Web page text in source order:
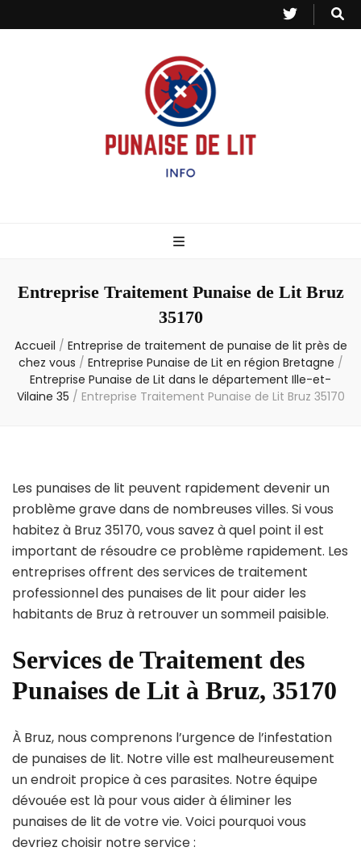
– Info
Entreprise Traitement Punaise de Lit Bruz
35170
Accueil / Entreprise de traitement de punaise de lit près de
chez vous / Entreprise Punaise de Lit en région Bretagne /
Entreprise Punaise de Lit dans le département Ille-et-
Vilaine 35 / Entreprise Traitement Punaise de Lit Bruz 35170
Les punaises de lit peuvent rapidement devenir un
problème grave dans de nombreuses villes. Si vous
habitez à Bruz 35170, vous savez à quel point il est
important de résoudre ce problème rapidement. Les
entreprises offrent des services de traitement
professionnel des punaises de lit pour aider les
habitants de Bruz à retrouver un sommeil paisible.
Services de Traitement des
Punaises de Lit à Bruz, 35170
À Bruz, nous comprenons l’urgence de l’infestation
de punaises de lit. Notre ville est malheureusement
un endroit propice à ces parasites. Notre équipe
dévouée est là pour vous aider à éliminer les
punaises de lit de votre vie. Voici pourquoi vous
devriez choisir notre service :